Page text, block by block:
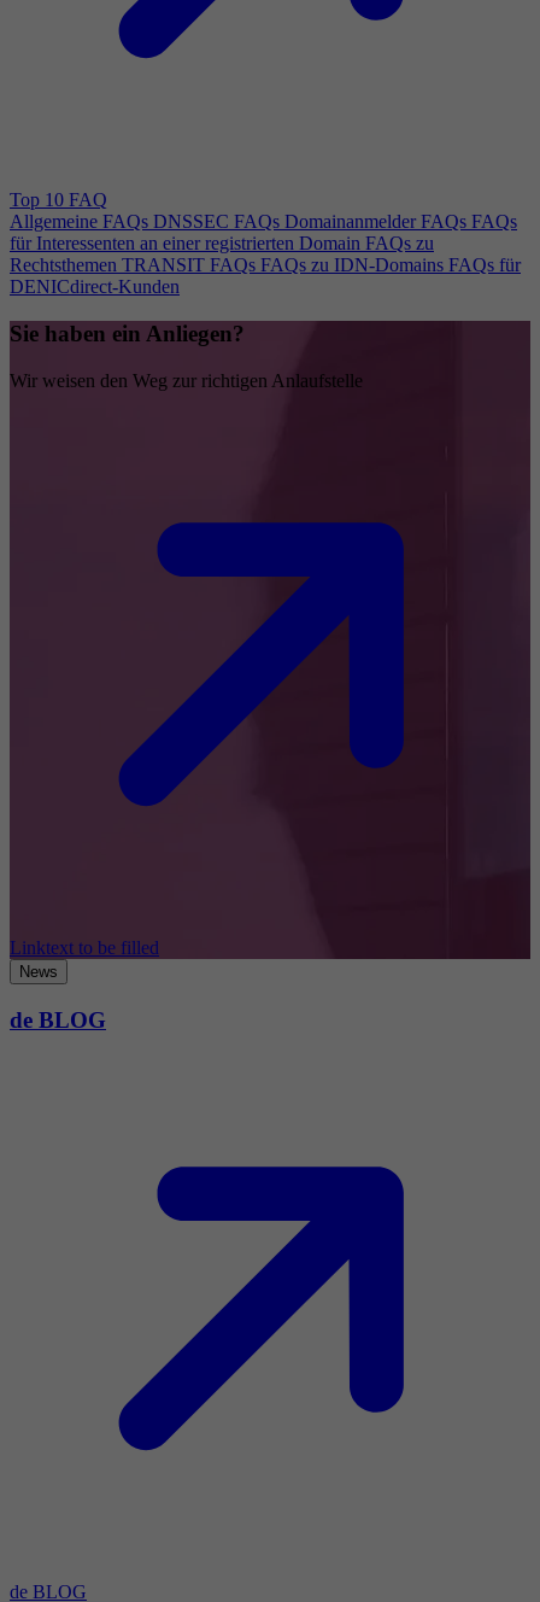
Top 10 FAQ
Allgemeine FAQs DNSSEC FAQs Domainanmelder FAQs FAQs
für Interessenten an einer registrierten Domain FAQs zu
Rechtsthemen TRANSIT FAQs FAQs zu IDN-Domains FAQs für
DENICdirect-Kunden
Sie haben ein Anliegen?
Wir weisen den Weg zur richtigen Anlaufstelle
Linktext to be filled
News
de BLOG
de BLOG